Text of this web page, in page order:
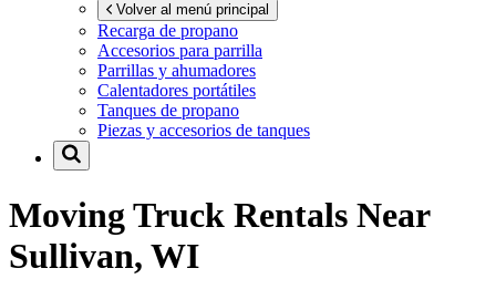
Volver al menú principal
Recarga de propano
Accesorios para parrilla
Parrillas y ahumadores
Calentadores portátiles
Tanques de propano
Piezas y accesorios de tanques
Moving Truck Rentals Near
Sullivan, WI